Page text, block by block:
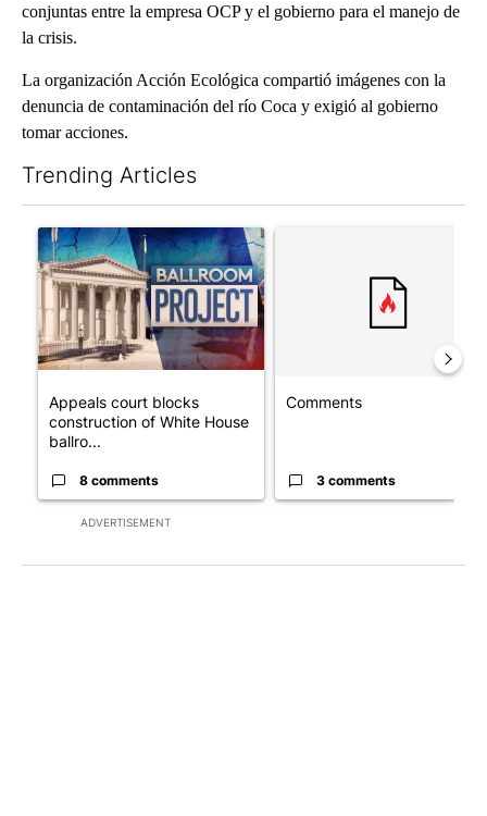
conjuntas entre la empresa OCP y el gobierno para el manejo de
la crisis.
La organización Acción Ecológica compartió imágenes con la
denuncia de contaminación del río Coca y exigió al gobierno
tomar acciones.
Trending Articles
ADVERTISEMENT
A trending article titled "Appeals court blocks construction of
Appeals court blocks
construction of White House
ballro...
8 comments
Comments
3 comments